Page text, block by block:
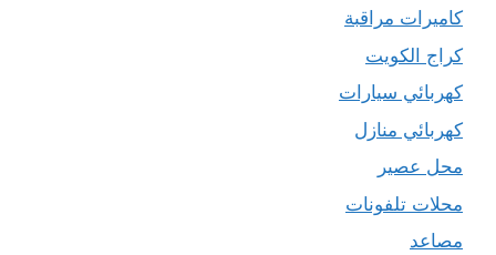
كاميرات مراقبة
كراج الكويت
كهربائي سيارات
كهربائي منازل
محل عصير
محلات تلفونات
مصاعد